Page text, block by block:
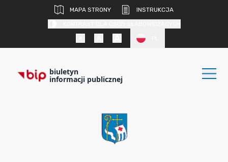
MAPA STRONY
INSTRUKCJA
biuletyn
informacji publicznej